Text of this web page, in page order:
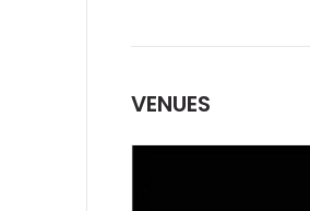
VENUES